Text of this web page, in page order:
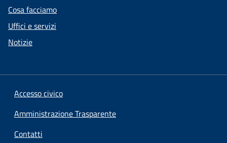
Cosa facciamo
Uffici e servizi
Notizie
Accesso civico
Amministrazione Trasparente
Contatti